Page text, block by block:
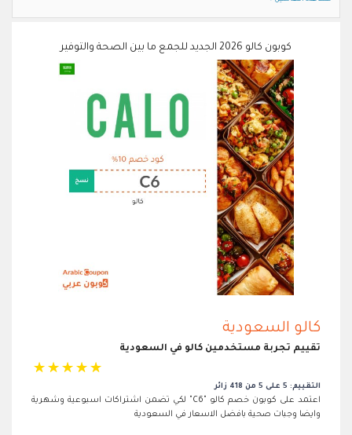
كوبون كالو 2026 الجديد للجمع ما بين الصحة والتوفير
كالو السعودية
تقييم تجربة مستخدمين كالو في السعودية
☆ ☆ ☆ ☆ ☆
التقييم: 5 على 5 من 418 زائر
اعتمد على كوبون خصم كالو "C6" لكي تضمن اشتراكات اسبوعية وشهرية
وايضا وجبات صحية بافضل الاسعار في السعودية